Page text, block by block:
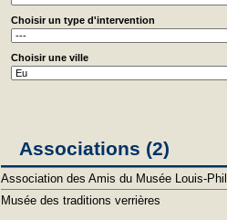
Choisir un type d'intervention
Choisir une ville
Associations (2)
Association des Amis du Musée Louis-
Musée des traditions verrières